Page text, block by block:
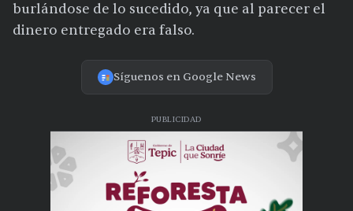
burlándose de lo sucedido, ya que al parecer el
dinero entregado era falso.
Síguenos en Google News
PUBLICIDAD